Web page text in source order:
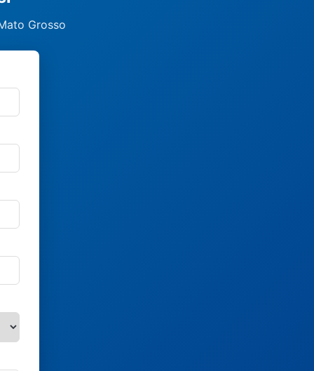
Grosso